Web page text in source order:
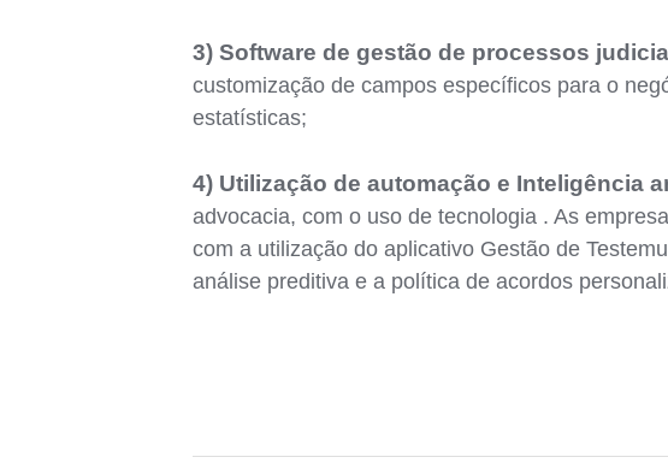
3) Software de gestão de processos
customização de campos específicos para o
estatísticas;
4) Utilização de automação e Inteligência
advocacia, com o uso de tecnologia . As
com a utilização do aplicativo Gestão de
análise preditiva e a política de acordos